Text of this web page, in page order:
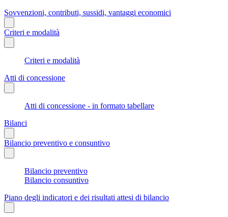
Sovvenzioni, contributi, sussidi, vantaggi economici
Criteri e modalità
Criteri e modalità
Atti di concessione
Atti di concessione - in formato tabellare
Bilanci
Bilancio preventivo e consuntivo
Bilancio preventivo
Bilancio consuntivo
Piano degli indicatori e dei risultati attesi di bilancio